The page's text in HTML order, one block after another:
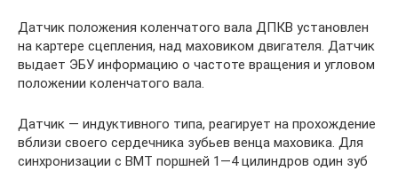
Датчик положения коленчатого вала ДПКВ установлен
на картере сцепления, над маховиком двигателя. Датчик
выдает ЭБУ информацию о частоте вращения и угловом
положении коленчатого вала.
Датчик — индуктивного типа, реагирует на прохождение
вблизи своего сердечника зубьев венца маховика. Для
синхронизации с ВМТ поршней 1—4 цилиндров один зуб